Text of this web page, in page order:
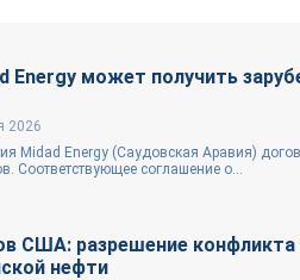
Energy может получить
2026
Midad Energy (Саудовская Аравия)
Соответствующее соглашение о...
США: разрешение
нефти